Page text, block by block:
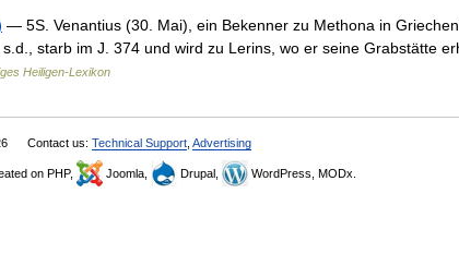
— 5S. Venantius (30. Mai), ein Bekenner zu Methona in
starb im J. 374 und wird zu Lerins, wo er seine Grabstätte
Heiligen-Lexikon
Contact us: Technical Support Advertising
on PHP, Joomla, Drupal, WordPress, MODx.